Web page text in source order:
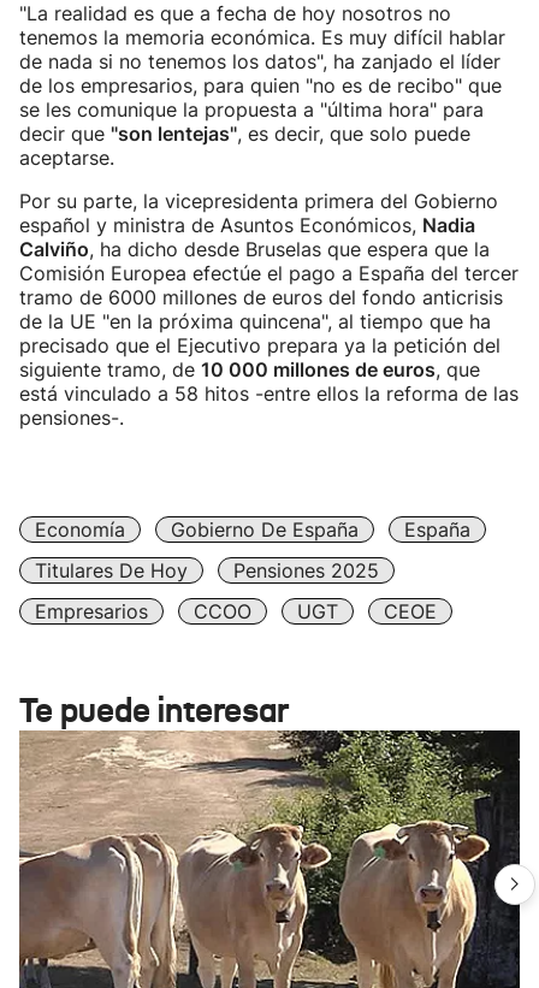
"La realidad es que a fecha de hoy nosotros no
tenemos la memoria económica. Es muy difícil hablar
de nada si no tenemos los datos", ha zanjado el líder
de los empresarios, para quien "no es de recibo" que
se les comunique la propuesta a "última hora" para
decir que "son lentejas", es decir, que solo puede
aceptarse.
Por su parte, la vicepresidenta primera del Gobierno
español y ministra de Asuntos Económicos, Nadia
Calviño, ha dicho desde Bruselas que espera que la
Comisión Europea efectúe el pago a España del tercer
tramo de 6000 millones de euros del fondo anticrisis
de la UE "en la próxima quincena", al tiempo que ha
precisado que el Ejecutivo prepara ya la petición del
siguiente tramo, de 10 000 millones de euros, que
está vinculado a 58 hitos -entre ellos la reforma de las
pensiones-.
Economía Gobierno De España
España
Titulares De Hoy
Pensiones 2025
Empresarios
CCOO UGT CEOE
Te puede interesar